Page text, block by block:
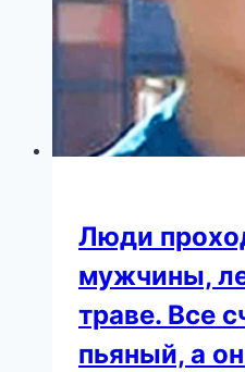
Люди
мужчины,
траве. Все
пьяный, а